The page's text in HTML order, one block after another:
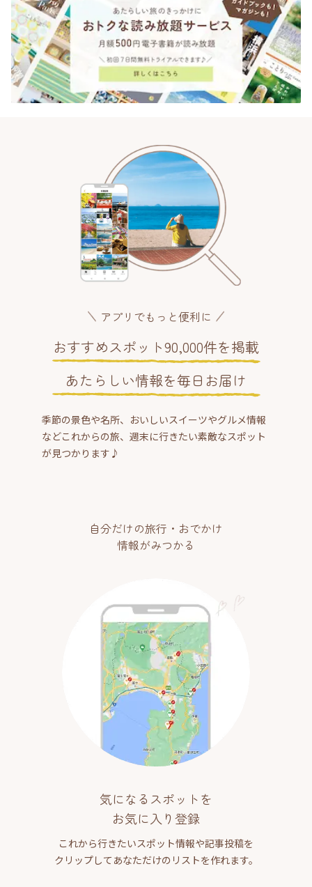
アプリでもっと便利に
おすすめスポット90,000件を掲載
あたらしい情報を毎日お届け
季節の景色や名所、おいしいスイーツやグルメ情報
などこれからの旅、週末に行きたい素敵なスポット
が見つかります♪
自分だけの旅行・おでかけ
情報がみつかる
気になるスポットを
お気に入り登録
これから行きたいスポット情報や記事投稿を
クリップしてあなただけのリストを作れます。